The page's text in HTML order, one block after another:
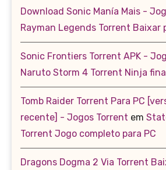
Download Sonic Manía Mais -
Rayman Legends Torrent Baixar
Sonic Frontiers Torrent APK -
Naruto Storm 4 Torrent Ninja final
Tomb Raider Torrent Para PC
recente] - Jogos Torrent em
Torrent Jogo completo para PC
Dragons Dogma 2 Via Torrent